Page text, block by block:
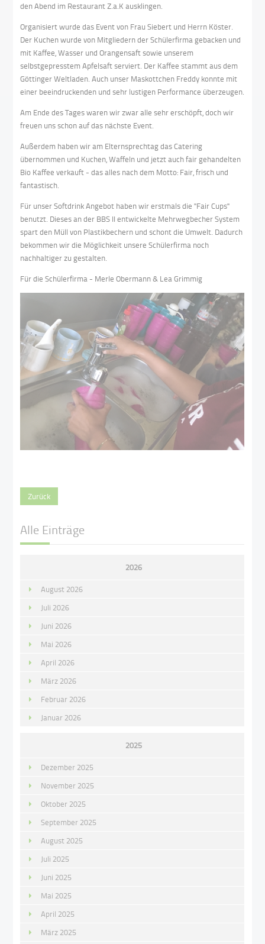
den Abend im Restaurant Z.a.K ausklingen.
Organisiert wurde das Event von Frau Siebert und Herrn Köster.
Der Kuchen wurde von Mitgliedern der Schülerfirma gebacken und
mit Kaffee, Wasser und Orangensaft sowie unserem
selbstgepresstem Apfelsaft serviert. Der Kaffee stammt aus dem
Göttinger Weltladen. Auch unser Maskottchen Freddy konnte mit
einer beeindruckenden und sehr lustigen Performance überzeugen.
Am Ende des Tages waren wir zwar alle sehr erschöpft, doch wir
freuen uns schon auf das nächste Event.
Außerdem haben wir am Elternsprechtag das Catering
übernommen und Kuchen, Waffeln und jetzt auch fair gehandelten
Bio Kaffee verkauft - das alles nach dem Motto: Fair, frisch und
fantastisch.
Für unser Softdrink Angebot haben wir erstmals die "Fair Cups"
benutzt. Dieses an der BBS II entwickelte Mehrwegbecher System
spart den Müll von Plastikbechern und schont die Umwelt. Dadurch
bekommen wir die Möglichkeit unsere Schülerfirma noch
nachhaltiger zu gestalten.
Für die Schülerfirma - Merle Obermann & Lea Grimmig
Zurück
Alle Einträge
2026
August 2026
Juli 2026
Juni 2026
Mai 2026
April 2026
März 2026
Februar 2026
Januar 2026
2025
Dezember 2025
November 2025
Oktober 2025
September 2025
August 2025
Juli 2025
Juni 2025
Mai 2025
April 2025
März 2025